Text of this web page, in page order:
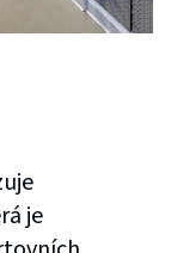
je